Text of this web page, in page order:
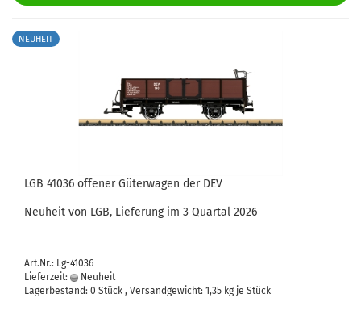
NEUHEIT
LGB 41036 offener Güterwagen der DEV
Neuheit von LGB, Lieferung im 3 Quartal 2026
Art.Nr.: Lg-41036
Lieferzeit:
Neuheit
Lagerbestand: 0 Stück , Versandgewicht: 1,35 kg je Stück